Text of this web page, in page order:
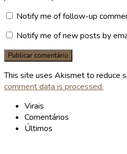
Notify me of follow-up
Notify me of new posts by
This site uses Akismet to reduce
comment data is processed.
Virais
Comentários
Últimos